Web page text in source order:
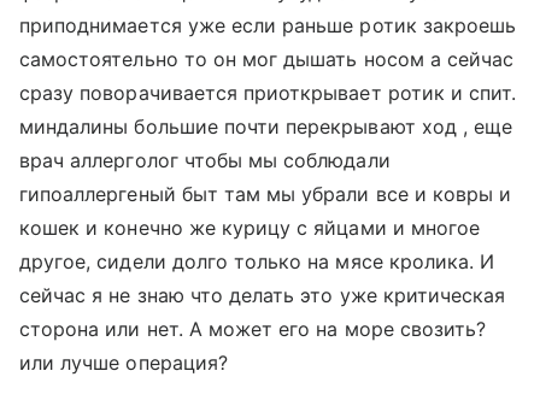
приподнимается уже если раньше ротик закроешь
самостоятельно то он мог дышать носом а сейчас
сразу поворачивается приоткрывает ротик и спит.
миндалины большие почти перекрывают ход , еще
врач аллерголог чтобы мы соблюдали
гипоаллергеный быт там мы убрали все и ковры и
кошек и конечно же курицу с яйцами и многое
другое, сидели долго только на мясе кролика. И
сейчас я не знаю что делать это уже критическая
сторона или нет. А может его на море свозить?
или лучше операция?